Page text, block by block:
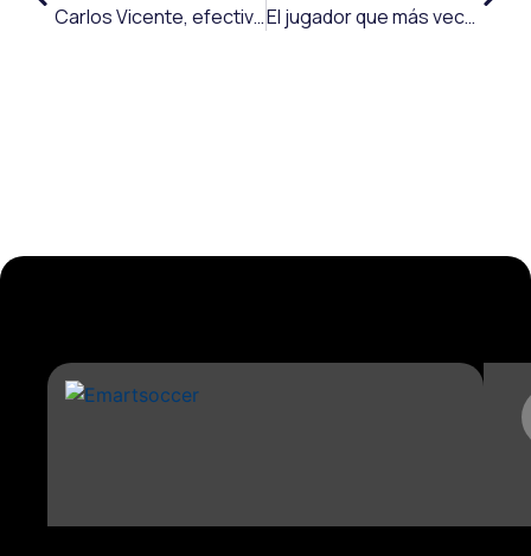
Carlos Vicente, efectividad del cien por cien desde los once metros El jugador que más veces centra de LaLiga EA Sports en 2025 es Carlos Vicente